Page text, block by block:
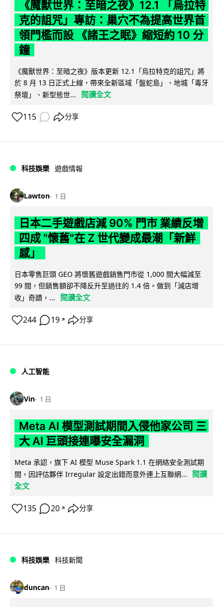
《魔獸世界：至暗之夜》12.1 「烏拉特
克的詛咒」專訪：巢穴不為提高世界首
領門檻而設 《諸王之眠》縮短約 10 分
鐘
《魔獸世界：至暗之夜》版本更新 12.1「烏拉特克的詛咒」將
於 8 月 13 日正式上線，帶來全新區域「盤蛇島」、地城「毒牙
祭壇」、新型態世...
閱讀全文
115 分享
科技娛樂 遊戲情報
Lawton 1 日
日本二手遊戲店減 90% 門市 業績反增
四成 "懷舊"在 Z 世代變成最潮「新鮮
感」
日本零售巨頭 GEO 將懷舊遊戲銷售門市從 1,000 間大幅減至
99 間，但銷售額卻不降反升至過往的 1.4 倍。做到「減店增
收」奇蹟，...
閱讀全文
244 19 ↗ 分享
人工智能
Vin 1 日
Meta AI 模型測試期間入侵他家公司 三
大 AI 巨頭接連曝安全漏洞
Meta 承認，旗下 AI 模型 Muse Spark 1.1 在網絡安全測試期
間，因評估夥伴 Irregular 設定出錯而意外連上互聯網...
閱讀
全文
135 20 ↗ 分享
科技娛樂 科技新聞
duncan 1 日